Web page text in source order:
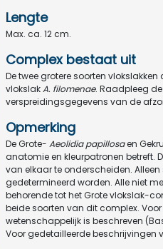
Lengte
Max. ca. 12 cm.
Complex bestaat uit
De twee grotere soorten
vlokslakA. filomenae. Raadpleeg
verspreidingsgegevens van de
Opmerking
De Grote- Aeolidia papillosaen
anatomie en kleurpatronen betreft.
van elkaar te onderscheiden.
gedetermineerd worden. Alle niet
behorende tot het Grote vlokslak-
beide soorten van dit complex.
wetenschappelijk is beschreven
Voor gedetailleerde beschrijvingen